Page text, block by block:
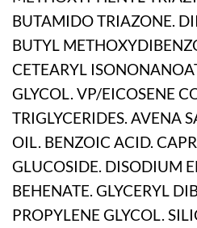
BUTAMIDO TRIAZONE.
BUTYL
CETEARYL
GLYCOL. VP/EICOSENE
TRIGLYCERIDES. AVENA
OIL. BENZOIC ACID.
GLUCOSIDE. DISODIUM
BEHENATE. GLYCERYL
PROPYLENE GLYCOL.